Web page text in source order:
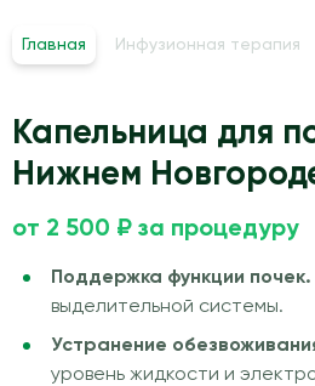
Главная Инфузионная терапия
Капельница для
Нижнем
от 2 500 ₽ за процедуру
Поддержка функции почек.
выделительной системы.
Устранение
уровень жидкости и